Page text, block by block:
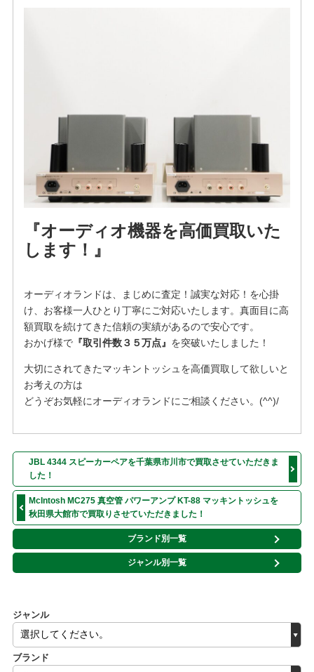
ジャンル
ブランド
『オーディオ機器を高価買取いた
します！』
オーディオランドは、まじめに査定！誠実な対応！を⼼掛
け、お客様⼀⼈ひとり丁寧にご対応いたします。真面目に高
額買取を続けてきた信頼の実績があるので安心です。
おかげ様で『取引件数３５万点』 を突破いたしました！
大切にされてきたマッキントッシュを高価買取して欲しいと
お考えの方は
どうぞお気軽にオーディオランドにご相談ください。(^^)/
JBL 4344 スピーカーペアを千葉県市川市で買取させていただきま
した！
McIntosh MC275 真空管 パワーアンプ KT-88 マッキントッシュを
秋田県大館市で買取りさせていただきました！
ブランド別一覧
ジャンル別一覧